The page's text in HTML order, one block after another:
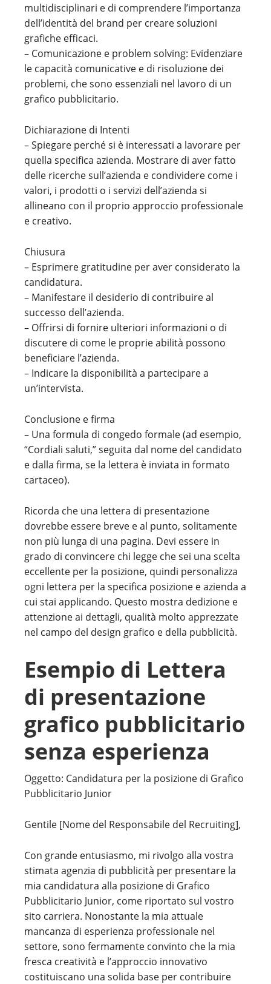
multidisciplinari e di comprendere l’importanza
dell’identità del brand per creare soluzioni
grafiche efficaci.
– Comunicazione e problem solving: Evidenziare
le capacità comunicative e di risoluzione dei
problemi, che sono essenziali nel lavoro di un
grafico pubblicitario.
Dichiarazione di Intenti
– Spiegare perché si è interessati a lavorare per
quella specifica azienda. Mostrare di aver fatto
delle ricerche sull’azienda e condividere come i
valori, i prodotti o i servizi dell’azienda si
allineano con il proprio approccio professionale
e creativo.
Chiusura
– Esprimere gratitudine per aver considerato la
candidatura.
– Manifestare il desiderio di contribuire al
successo dell’azienda.
– Offrirsi di fornire ulteriori informazioni o di
discutere di come le proprie abilità possono
beneficiare l’azienda.
– Indicare la disponibilità a partecipare a
un’intervista.
Conclusione e firma
– Una formula di congedo formale (ad esempio,
“Cordiali saluti,” seguita dal nome del candidato
e dalla firma, se la lettera è inviata in formato
cartaceo).
Ricorda che una lettera di presentazione
dovrebbe essere breve e al punto, solitamente
non più lunga di una pagina. Devi essere in
grado di convincere chi legge che sei una scelta
eccellente per la posizione, quindi personalizza
ogni lettera per la specifica posizione e azienda a
cui stai applicando. Questo mostra dedizione e
attenzione ai dettagli, qualità molto apprezzate
nel campo del design grafico e della pubblicità.
Esempio di Lettera
di presentazione
grafico pubblicitario
senza esperienza
Oggetto: Candidatura per la posizione di Grafico
Pubblicitario Junior
Gentile [Nome del Responsabile del Recruiting],
Con grande entusiasmo, mi rivolgo alla vostra
stimata agenzia di pubblicità per presentare la
mia candidatura alla posizione di Grafico
Pubblicitario Junior, come riportato sul vostro
sito carriera. Nonostante la mia attuale
mancanza di esperienza professionale nel
settore, sono fermamente convinto che la mia
fresca creatività e l’approccio innovativo
costituiscano una solida base per contribuire